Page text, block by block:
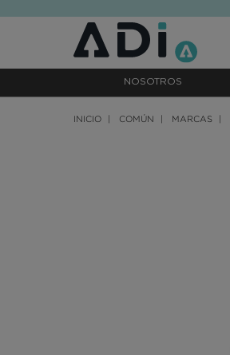
NOSOTROS
INICIO COMÚN MARCAS